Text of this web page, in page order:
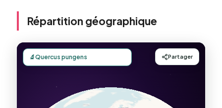
Répartition géographique